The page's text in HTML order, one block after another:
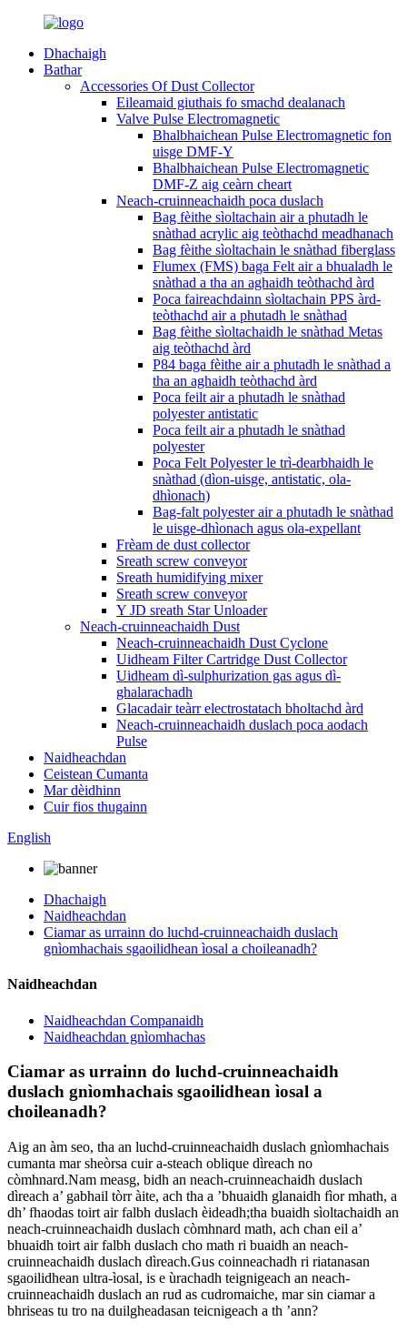
Dhachaigh
Bathar
Accessories Of Dust Collector
Eileamaid giuthais fo smachd dealanach
Valve Pulse Electromagnetic
Bhalbhaichean Pulse Electromagnetic fon
uisge DMF-Y
Bhalbhaichean Pulse Electromagnetic
DMF-Z aig ceàrn cheart
Neach-cruinneachaidh poca duslach
Bag fèithe sìoltachain air a phutadh le
snàthad acrylic aig teòthachd meadhanach
Bag fèithe sìoltachain le snàthad fiberglass
Flumex (FMS) baga Felt air a bhualadh le
snàthad a tha an aghaidh teòthachd àrd
Poca faireachdainn sìoltachain PPS àrd-
teòthachd air a phutadh le snàthad
Bag fèithe sìoltachaidh le snàthad Metas
aig teòthachd àrd
P84 baga fèithe air a phutadh le snàthad a
tha an aghaidh teòthachd àrd
Poca feilt air a phutadh le snàthad
polyester antistatic
Poca feilt air a phutadh le snàthad
polyester
Poca Felt Polyester le trì-dearbhaidh le
snàthad (dìon-uisge, antistatic, ola-
dhìonach)
Bag-falt polyester air a phutadh le snàthad
le uisge-dhìonach agus ola-expellant
Frèam de dust collector
Sreath screw conveyor
Sreath humidifying mixer
Sreath screw conveyor
Y JD sreath Star Unloader
Neach-cruinneachaidh Dust
Neach-cruinneachaidh Dust Cyclone
Uidheam Filter Cartridge Dust Collector
Uidheam dì-sulphurization gas agus dì-
ghalarachadh
Glacadair teàrr electrostatach bholtachd àrd
Neach-cruinneachaidh duslach poca aodach
Pulse
Naidheachdan
Ceistean Cumanta
Mar dèidhinn
Cuir fios thugainn
English
Dhachaigh
Naidheachdan
Ciamar as urrainn do luchd-cruinneachaidh duslach
gnìomhachais sgaoilidhean ìosal a choileanadh?
Naidheachdan
Naidheachdan Companaidh
Naidheachdan gnìomhachas
Ciamar as urrainn do luchd-cruinneachaidh
duslach gnìomhachais sgaoilidhean ìosal a
choileanadh?
Aig an àm seo, tha an luchd-cruinneachaidh duslach gnìomhachais
cumanta mar sheòrsa cuir a-steach oblique dìreach no
còmhnard.Nam measg, bidh an neach-cruinneachaidh duslach
dìreach a’ gabhail tòrr àite, ach tha a ’bhuaidh glanaidh fìor mhath, a
dh’ fhaodas toirt air falbh duslach èideadh;tha buaidh sìoltachaidh an
neach-cruinneachaidh duslach còmhnard math, ach chan eil a’
bhuaidh toirt air falbh duslach cho math ri buaidh an neach-
cruinneachaidh duslach dìreach.Gus coinneachadh ri riatanasan
sgaoilidhean ultra-ìosal, is e ùrachadh teignigeach an neach-
cruinneachaidh duslach an rud as cudromaiche, mar sin ciamar a
bhriseas tu tro na duilgheadasan teicnigeach a th ’ann?